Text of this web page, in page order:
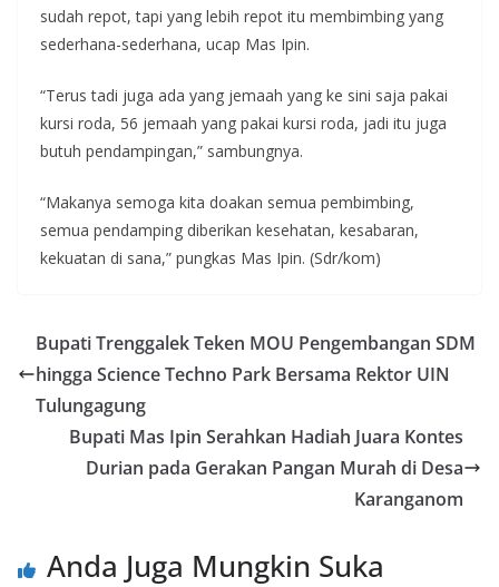
sudah repot, tapi yang lebih repot itu membimbing yang
sederhana-sederhana, ucap Mas Ipin.
“Terus tadi juga ada yang jemaah yang ke sini saja pakai
kursi roda, 56 jemaah yang pakai kursi roda, jadi itu juga
butuh pendampingan,” sambungnya.
“Makanya semoga kita doakan semua pembimbing,
semua pendamping diberikan kesehatan, kesabaran,
kekuatan di sana,” pungkas Mas Ipin. (Sdr/kom)
Bupati Trenggalek Teken MOU Pengembangan SDM
hingga Science Techno Park Bersama Rektor UIN
Tulungagung
Bupati Mas Ipin Serahkan Hadiah Juara Kontes
Durian pada Gerakan Pangan Murah di Desa
Karanganom
Anda Juga Mungkin Suka